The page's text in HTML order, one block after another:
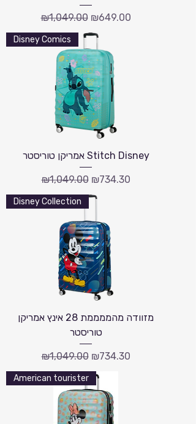
Regular Price
₪1,049.00 Sale Price
₪649.00
Disney Comics
אמריקן טוריסטר Stitch Disney
Regular Price
₪1,049.00 Sale Price
₪734.30
Disney Collection
מזוודה מהממממת 28 אינץ אמריקן
טוריסטר
Regular Price
₪1,049.00 Sale Price
₪734.30
American tourister